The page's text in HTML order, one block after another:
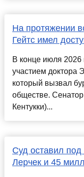
На протяжении
Гейтс имел
В конце июля 2026
участием доктора
который вызвал
обществе.
Кентукки)...
Суд оставил
Лерчек и 45